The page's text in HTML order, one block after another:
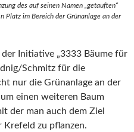
des auf seinen Namen „getauften“
Platz im Bereich der Grünanlage an der
Initiative „3333 Bäume für
Schmitz für die
nur die Grünanlage an der
einen weiteren Baum
der man auch dem Ziel
Krefeld zu pflanzen.